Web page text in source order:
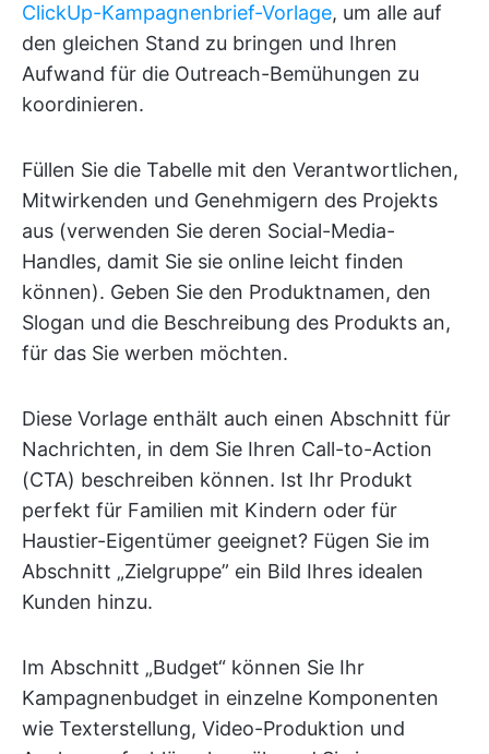
ClickUp-Kampagnenbrief-Vorlage, um alle auf
den gleichen Stand zu bringen und Ihren
Aufwand für die Outreach-Bemühungen zu
koordinieren.
Füllen Sie die Tabelle mit den Verantwortlichen,
Mitwirkenden und Genehmigern des Projekts
aus (verwenden Sie deren Social-Media-
Handles, damit Sie sie online leicht finden
können). Geben Sie den Produktnamen, den
Slogan und die Beschreibung des Produkts an,
für das Sie werben möchten.
Diese Vorlage enthält auch einen Abschnitt für
Nachrichten, in dem Sie Ihren Call-to-Action
(CTA) beschreiben können. Ist Ihr Produkt
perfekt für Familien mit Kindern oder für
Haustier-Eigentümer geeignet? Fügen Sie im
Abschnitt „Zielgruppe” ein Bild Ihres idealen
Kunden hinzu.
Im Abschnitt „Budget“ können Sie Ihr
Kampagnenbudget in einzelne Komponenten
wie Texterstellung, Video-Produktion und